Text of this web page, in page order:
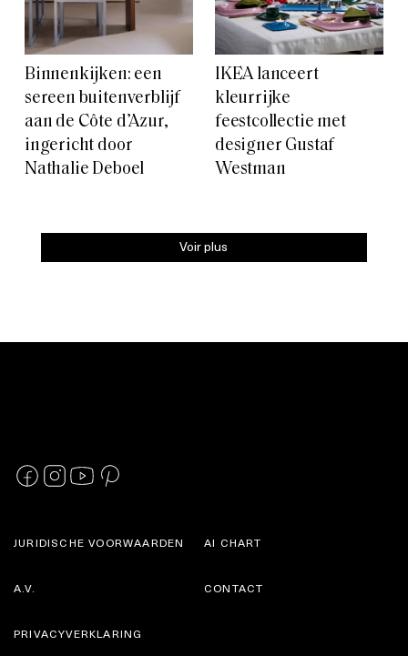
Binnenkijken: een
sereen buitenverblijf
aan de Côte d’Azur,
ingericht door
Nathalie Deboel
IKEA lanceert
kleurrijke
feestcollectie met
designer Gustaf
Westman
Voir plus
JURIDISCHE VOORWAARDEN
A.V.
AI CHART
CONTACT
PRIVACYVERKLARING